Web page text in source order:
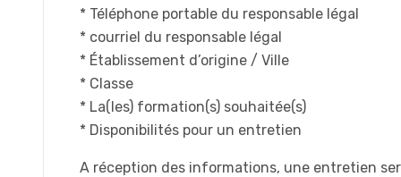
* Téléphone portable du responsable légal
* courriel du responsable légal
* Établissement d’origine / Ville
* Classe
* La(les) formation(s) souhaitée(s)
* Disponibilités pour un entretien
A réception des informations, une entretien